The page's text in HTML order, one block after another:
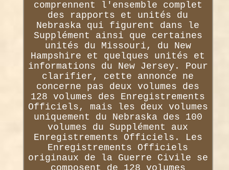
comprennent l'ensemble complet
des rapports et unités du
Nebraska qui figurent dans le
Supplément ainsi que certaines
unités du Missouri, du New
Hampshire et quelques unités et
informations du New Jersey. Pour
clarifier, cette annonce ne
concerne pas deux volumes des
128 volumes des Enregistrements
Officiels, mais les deux volumes
uniquement du Nebraska des 100
volumes du Supplément aux
Enregistrements Officiels. Les
Enregistrements Officiels
originaux de la Guerre Civile se